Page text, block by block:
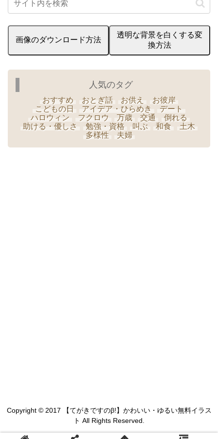
画像のダウンロード方法
透明な背景を白くする変
換方法
人気のタグ
おすすめ おとぎ話 お供え
お彼岸
こどもの日
アイデア・ひらめき
デート
ハロウィン
フクロウ 万歳 交通
倒れる
助ける・優しさ
勉強・資格 叫ぶ 和食
土木
多様性
夫婦
Copyright © 2017 【てがきですのβ!】かわいい・ゆるい無料イラス
ト All Rights Reserved.